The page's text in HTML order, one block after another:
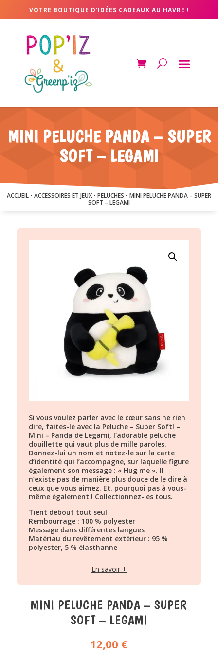
VOTRE BOUTIQUE D’IDÉES CADEAUX AU HAVRE !
MINI PELUCHE PANDA – SUPER
SOFT – LEGAMI
ACCUEIL • ACCESSOIRES ET JEUX• PELUCHES • MINI PELUCHE PANDA – SUPER
SOFT – LEGAMI
Si vous voulez parler avec le cœur sans ne rien
dire, faites-le avec la Peluche – Super Soft! –
Mini – Panda de Legami, l’adorable peluche
douillette qui vaut plus de mille paroles.
Donnez-lui un nom et notez-le sur la carte
d’identité qui l’accompagne, sur laquelle figure
également son message : « Hug me ». Il
n’existe pas de manière plus douce de le dire à
ceux que vous aimez. Et, pourquoi pas à vous-
même également ! Collectionnez-les tous.
Tient debout tout seul
Rembourrage : 100 % polyester
Message dans différentes langues
Matériau du revêtement extérieur : 95 %
polyester, 5 % élasthanne
En savoir +
MINI PELUCHE PANDA – SUPER
SOFT – LEGAMI
12,00 €